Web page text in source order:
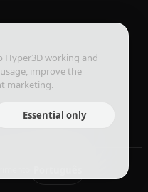
Hyper3D working and
improve the
marketing.
Essential only